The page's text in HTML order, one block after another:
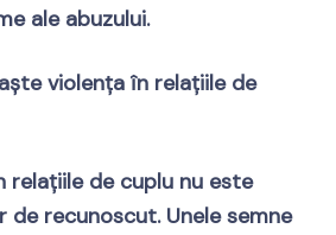
ale abuzului.
violența în relațiile de
relațiile de cuplu nu este
de recunoscut. Unele semne